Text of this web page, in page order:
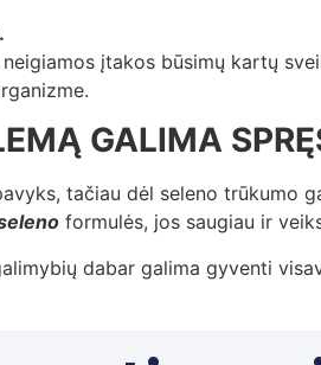
įtakos būsimų kartų
GALIMA
tačiau dėl seleno
formulės, jos saugiau ir
dabar galima gyventi